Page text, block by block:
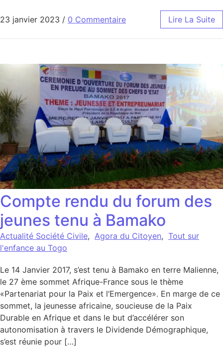
23 janvier 2023 / 0 Commentaire Lire La Suite
Compte rendu du forum des
jeunes tenu à Bamako
Actualité Société Civile, Agora du Citoyen, Tout sur
l'enfance au Togo
Le 14 Janvier 2017, s’est tenu à Bamako en terre Malienne,
le 27 ème sommet Afrique-France sous le thème
«Partenariat pour la Paix et l‘Emergence». En marge de ce
sommet, la jeunesse africaine, soucieuse de la Paix
Durable en Afrique et dans le but d’accélérer son
autonomisation à travers le Dividende Démographique,
s’est réunie pour […]